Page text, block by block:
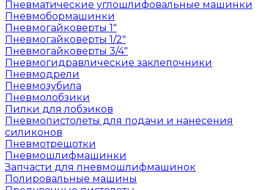
Пневматические углошлифовальные машинки
Пневмобормашинки
Пневмогайковерты 1"
Пневмогайковерты 1/2"
Пневмогайковерты 3/4"
Пневмогидравлические заклепочники
Пневмодрели
Пневмозубила
Пневмолобзики
Пилки для лобзиков
Пневмопистолеты для подачи и нанесения
силиконов
Пневмотрещотки
Пневмошлифмашинки
Запчасти для пневмошлифмашинок
Полировальные машины